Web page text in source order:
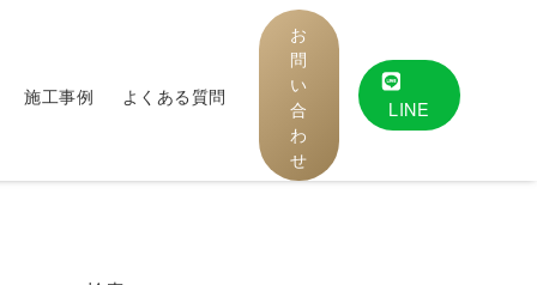
施工事例 よくある質問
お
問
い
合
わ
せ
LINE